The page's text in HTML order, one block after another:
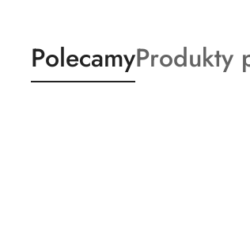
Produkty
o
PolecamyProdukty
o
Produkty